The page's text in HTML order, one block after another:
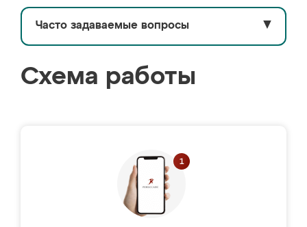
Часто задаваемые вопросы ▼
Схема работы